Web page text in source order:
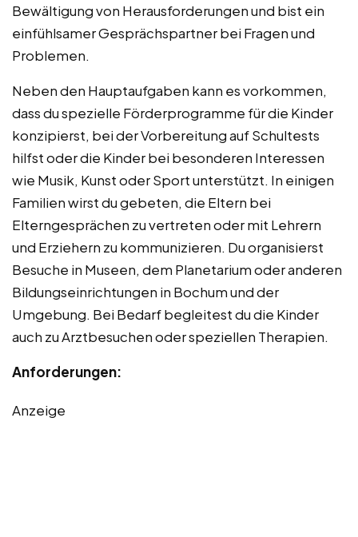
Bewältigung von Herausforderungen und bist ein
einfühlsamer Gesprächspartner bei Fragen und
Problemen.
Neben den Hauptaufgaben kann es vorkommen,
dass du spezielle Förderprogramme für die Kinder
konzipierst, bei der Vorbereitung auf Schultests
hilfst oder die Kinder bei besonderen Interessen
wie Musik, Kunst oder Sport unterstützt. In einigen
Familien wirst du gebeten, die Eltern bei
Elterngesprächen zu vertreten oder mit Lehrern
und Erziehern zu kommunizieren. Du organisierst
Besuche in Museen, dem Planetarium oder anderen
Bildungseinrichtungen in Bochum und der
Umgebung. Bei Bedarf begleitest du die Kinder
auch zu Arztbesuchen oder speziellen Therapien.
Anforderungen:
Anzeige